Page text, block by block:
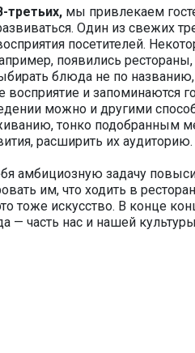
третьих, мы привлекаем
Один из свежих
посетителей.
появились
блюда не по названию,
и запоминаются
можно и другими
тонко подобранным
расширить их аудиторию.
амбициозную задачу
им, что ходить в
тоже искусство. В конце
— часть нас и нашей